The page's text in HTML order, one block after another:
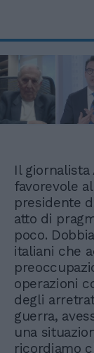
Il
favorevole
presidente
atto di
poco.
italiani che
operazioni
degli
guerra,
una
ricordiamo